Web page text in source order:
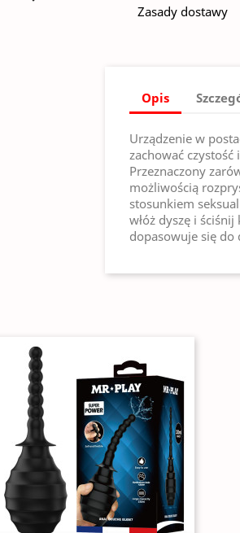
Zasady dostawy
Opis
Urządzenie w
zachować czystość
Przeznaczony
możliwością
stosunkiem
włóż dyszę i
dopasowuje się do